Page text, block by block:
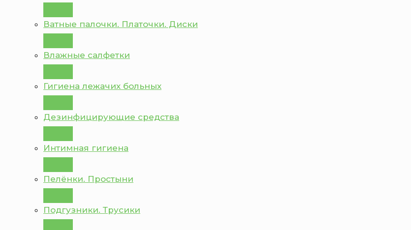
Ватные палочки. Платочки. Диски
Влажные салфетки
Гигиена лежачих больных
Дезинфицирующие средства
Интимная гигиена
Пелёнки. Простыни
Подгузники. Трусики